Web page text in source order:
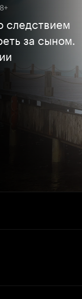
следствием
за сыном.